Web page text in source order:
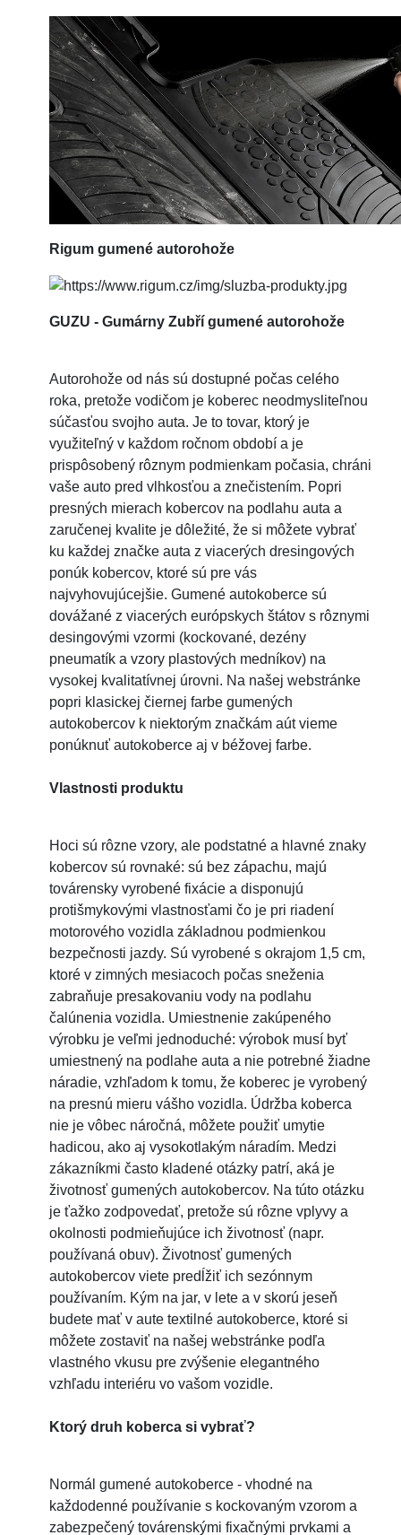
Rigum gumené autorohože
GUZU - Gumárny Zubří gumené autorohože
Autorohože od nás sú dostupné počas celého
roka, pretože vodičom je koberec neodmysliteľnou
súčasťou svojho auta. Je to tovar, ktorý je
využiteľný v každom ročnom období a je
prispôsobený rôznym podmienkam počasia, chráni
vaše auto pred vlhkosťou a znečistením. Popri
presných mierach kobercov na podlahu auta a
zaručenej kvalite je dôležité, že si môžete vybrať
ku každej značke auta z viacerých dresingových
ponúk kobercov, ktoré sú pre vás
najvyhovujúcejšie. Gumené autokoberce sú
dovážané z viacerých európskych štátov s rôznymi
desingovými vzormi (kockované, dezény
pneumatík a vzory plastových medníkov) na
vysokej kvalitatívnej úrovni. Na našej webstránke
popri klasickej čiernej farbe gumených
autokobercov k niektorým značkám aút vieme
ponúknuť autokoberce aj v béžovej farbe.
Vlastnosti produktu
Hoci sú rôzne vzory, ale podstatné a hlavné znaky
kobercov sú rovnaké: sú bez zápachu, majú
továrensky vyrobené fixácie a disponujú
protišmykovými vlastnosťami čo je pri riadení
motorového vozidla základnou podmienkou
bezpečnosti jazdy. Sú vyrobené s okrajom 1,5 cm,
ktoré v zimných mesiacoch počas sneženia
zabraňuje presakovaniu vody na podlahu
čalúnenia vozidla. Umiestnenie zakúpeného
výrobku je veľmi jednoduché: výrobok musí byť
umiestnený na podlahe auta a nie potrebné žiadne
náradie, vzhľadom k tomu, že koberec je vyrobený
na presnú mieru vášho vozidla. Údržba koberca
nie je vôbec náročná, môžete použiť umytie
hadicou, ako aj vysokotlakým náradím. Medzi
zákazníkmi často kladené otázky patrí, aká je
životnosť gumených autokobercov. Na túto otázku
je ťažko zodpovedať, pretože sú rôzne vplyvy a
okolnosti podmieňujúce ich životnosť (napr.
používaná obuv). Životnosť gumených
autokobercov viete predĺžiť ich sezónnym
používaním. Kým na jar, v lete a v skorú jeseň
budete mať v aute textilné autokoberce, ktoré si
môžete zostaviť na našej webstránke podľa
vlastného vkusu pre zvýšenie elegantného
vzhľadu interiéru vo vašom vozidle.
Ktorý druh koberca si vybrať?
Normál gumené autokoberce - vhodné na
každodenné používanie s kockovaným vzorom a
zabezpečený továrenskými fixačnými prvkami a